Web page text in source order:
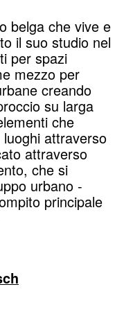
belga che vive e
il suo studio nel
per spazi
mezzo per
creando
su larga
che
attraverso
attraverso
che si
urbano -
principale